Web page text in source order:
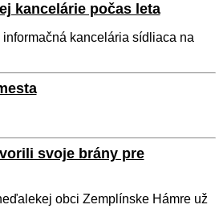
kancelárie počas leta
kancelária sídliaca na
svoje brány pre
obci Zemplínske Hámre už